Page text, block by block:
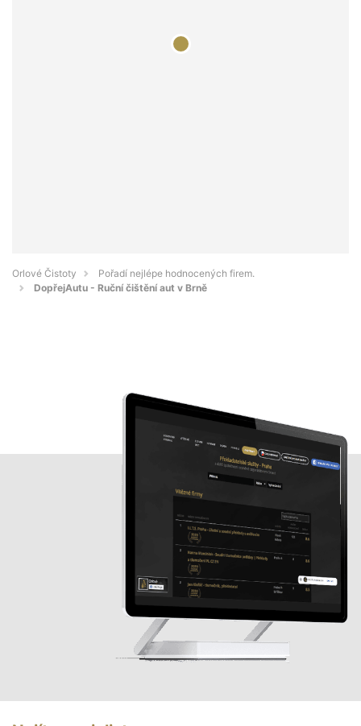
Orlové Čistoty
Pořadí nejlépe hodnocených firem.
DopřejAutu - Ruční čištění aut v Brně